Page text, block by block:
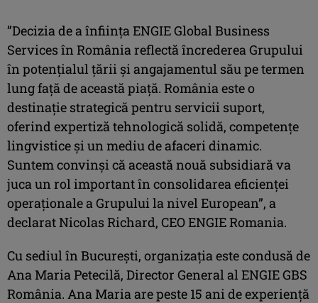
”Decizia de a înființa ENGIE Global Business
Services în România reflectă încrederea Grupului
în potențialul țării și angajamentul său pe termen
lung față de această piață. România este o
destinație strategică pentru servicii suport,
oferind expertiză tehnologică solidă, competențe
lingvistice și un mediu de afaceri dinamic.
Suntem convinși că această nouă subsidiară va
juca un rol important în consolidarea eficienței
operaționale a Grupului la nivel European”, a
declarat Nicolas Richard, CEO ENGIE Romania.
Cu sediul în București, organizația este condusă de
Ana Maria Petecilă, Director General al ENGIE GBS
România. Ana Maria are peste 15 ani de experiență